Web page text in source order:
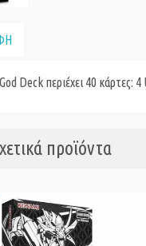
Deck περιέχει 40
προϊόντα